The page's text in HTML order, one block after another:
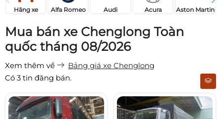
Hãng xe Alfa Romeo Audi Acura Aston Martin
Mua bán xe Chenglong Toàn
quốc tháng 08/2026
Xem thêm về
Bảng giá xe Chenglong
Có 3 tin đăng bán.